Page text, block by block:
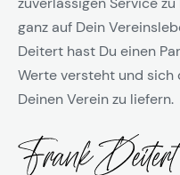
ganz auf Dein
Deitert hast Du einen
Werte versteht und sich
Deinen Verein zu liefern.